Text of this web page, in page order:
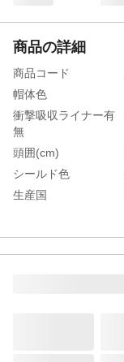
商品の詳細
商品コード
帽体色
衝撃吸収ライナー有
無
頭囲(cm)
シールド色
生産国
材質1
材質2